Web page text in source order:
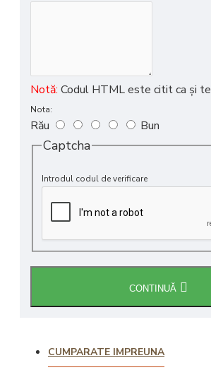
Notă: Codul HTML este citit ca şi
Nota:
Rău Bun
Captcha
Introdul codul de verificare
CONTINUĂ
CUMPARATE IMPREUNA